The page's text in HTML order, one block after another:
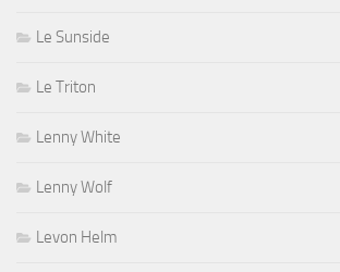
Le Sunside
Le Triton
Lenny White
Lenny Wolf
Levon Helm